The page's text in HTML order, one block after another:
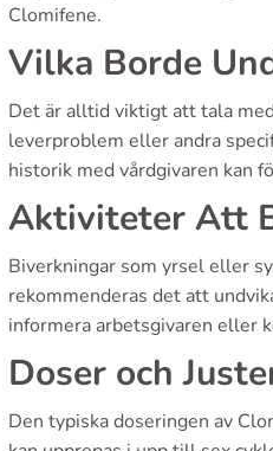
Clomifene.
Vilka Borde
Det är alltid viktigt att tala
leverproblem eller andra
historik med vårdgivaren kan
Aktiviteter Att
Biverkningar som yrsel eller
rekommenderas det att
informera arbetsgivaren eller
Doser och
Den typiska doseringen av